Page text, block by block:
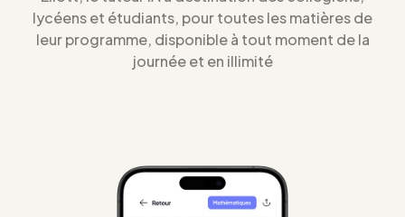
lycéens et étudiants, pour toutes les matières de
leur programme, disponible à tout moment de la
journée et en illimité